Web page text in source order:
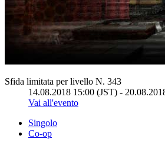
Sfida limitata per livello N. 343
14.08.2018 15:00 (JST) -
Vai all'evento
Singolo
Co-op